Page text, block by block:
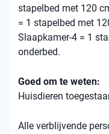
stapelbed met 120
= 1 stapelbed met
Slaapkamer-4 = 1
onderbed.
Goed om te weten:
Huisdieren
Alle verblijvende